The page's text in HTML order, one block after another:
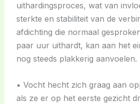
uithardingsproces, wat van
sterkte en stabiliteit van de
afdichting die normaal
paar uur uithardt, kan aan het
nog steeds plakkerig aanvoelen.
• Vocht hecht zich graag aan
als ze er op het eerste gezicht